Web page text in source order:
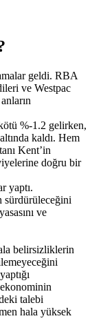
geldi. RBA
ve Westpac
%-1.2 gelirken,
kaldı. Hem
Kent’in
doğru bir
yaptı.
sürdürüleceğini
ve
belirsizliklerin
talebi
hala yüksek